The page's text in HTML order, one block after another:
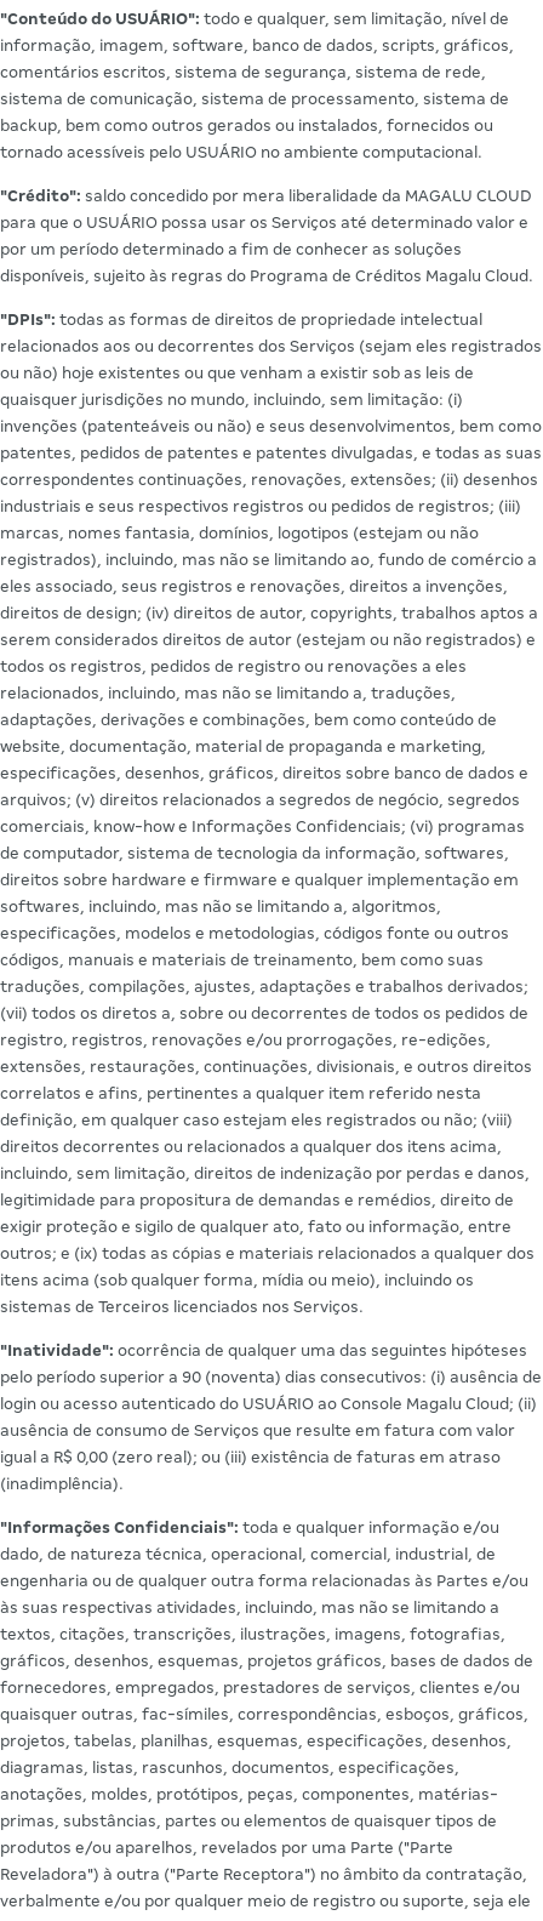
"Conteúdo do USUÁRIO": todo e qualquer, sem limitação, nível de
informação, imagem, software, banco de dados, scripts, gráficos,
comentários escritos, sistema de segurança, sistema de rede,
sistema de comunicação, sistema de processamento, sistema de
backup, bem como outros gerados ou instalados, fornecidos ou
tornado acessíveis pelo USUÁRIO no ambiente computacional.
"Crédito": saldo concedido por mera liberalidade da MAGALU CLOUD
para que o USUÁRIO possa usar os Serviços até determinado valor e
por um período determinado a fim de conhecer as soluções
disponíveis, sujeito às regras do Programa de Créditos Magalu Cloud.
"DPIs": todas as formas de direitos de propriedade intelectual
relacionados aos ou decorrentes dos Serviços (sejam eles registrados
ou não) hoje existentes ou que venham a existir sob as leis de
quaisquer jurisdições no mundo, incluindo, sem limitação: (i)
invenções (patenteáveis ou não) e seus desenvolvimentos, bem como
patentes, pedidos de patentes e patentes divulgadas, e todas as suas
correspondentes continuações, renovações, extensões; (ii) desenhos
industriais e seus respectivos registros ou pedidos de registros; (iii)
marcas, nomes fantasia, domínios, logotipos (estejam ou não
registrados), incluindo, mas não se limitando ao, fundo de comércio a
eles associado, seus registros e renovações, direitos a invenções,
direitos de design; (iv) direitos de autor, copyrights, trabalhos aptos a
serem considerados direitos de autor (estejam ou não registrados) e
todos os registros, pedidos de registro ou renovações a eles
relacionados, incluindo, mas não se limitando a, traduções,
adaptações, derivações e combinações, bem como conteúdo de
website, documentação, material de propaganda e marketing,
especificações, desenhos, gráficos, direitos sobre banco de dados e
arquivos; (v) direitos relacionados a segredos de negócio, segredos
comerciais, know-how e Informações Confidenciais; (vi) programas
de computador, sistema de tecnologia da informação, softwares,
direitos sobre hardware e firmware e qualquer implementação em
softwares, incluindo, mas não se limitando a, algoritmos,
especificações, modelos e metodologias, códigos fonte ou outros
códigos, manuais e materiais de treinamento, bem como suas
traduções, compilações, ajustes, adaptações e trabalhos derivados;
(vii) todos os diretos a, sobre ou decorrentes de todos os pedidos de
registro, registros, renovações e/ou prorrogações, re-edições,
extensões, restaurações, continuações, divisionais, e outros direitos
correlatos e afins, pertinentes a qualquer item referido nesta
definição, em qualquer caso estejam eles registrados ou não; (viii)
direitos decorrentes ou relacionados a qualquer dos itens acima,
incluindo, sem limitação, direitos de indenização por perdas e danos,
legitimidade para propositura de demandas e remédios, direito de
exigir proteção e sigilo de qualquer ato, fato ou informação, entre
outros; e (ix) todas as cópias e materiais relacionados a qualquer dos
itens acima (sob qualquer forma, mídia ou meio), incluindo os
sistemas de Terceiros licenciados nos Serviços.
"Inatividade": ocorrência de qualquer uma das seguintes hipóteses
pelo período superior a 90 (noventa) dias consecutivos: (i) ausência de
login ou acesso autenticado do USUÁRIO ao Console Magalu Cloud; (ii)
ausência de consumo de Serviços que resulte em fatura com valor
igual a R$ 0,00 (zero real); ou (iii) existência de faturas em atraso
(inadimplência).
"Informações Confidenciais": toda e qualquer informação e/ou
dado, de natureza técnica, operacional, comercial, industrial, de
engenharia ou de qualquer outra forma relacionadas às Partes e/ou
às suas respectivas atividades, incluindo, mas não se limitando a
textos, citações, transcrições, ilustrações, imagens, fotografias,
gráficos, desenhos, esquemas, projetos gráficos, bases de dados de
fornecedores, empregados, prestadores de serviços, clientes e/ou
quaisquer outras, fac-símiles, correspondências, esboços, gráficos,
projetos, tabelas, planilhas, esquemas, especificações, desenhos,
diagramas, listas, rascunhos, documentos, especificações,
anotações, moldes, protótipos, peças, componentes, matérias-
primas, substâncias, partes ou elementos de quaisquer tipos de
produtos e/ou aparelhos, revelados por uma Parte ("Parte
Reveladora") à outra ("Parte Receptora") no âmbito da contratação,
verbalmente e/ou por qualquer meio de registro ou suporte, seja ele